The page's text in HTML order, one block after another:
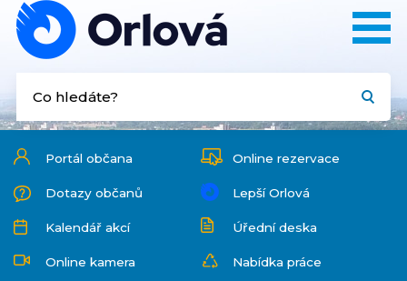
Portál občana Online rezervace
Dotazy občanů Lepší Orlová
Kalendář akcí Úřední deska
Online kamera Nabídka práce